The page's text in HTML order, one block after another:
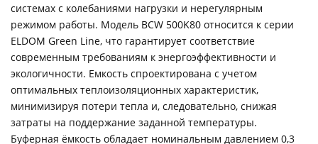
системах с колебаниями нагрузки и нерегулярным
режимом работы. Модель BCW 500K80 относится к серии
ELDOM Green Line, что гарантирует соответствие
современным требованиям к энергоэффективности и
экологичности. Емкость спроектирована с учетом
оптимальных теплоизоляционных характеристик,
минимизируя потери тепла и, следовательно, снижая
затраты на поддержание заданной температуры.
Буферная ёмкость обладает номинальным давлением 0,3